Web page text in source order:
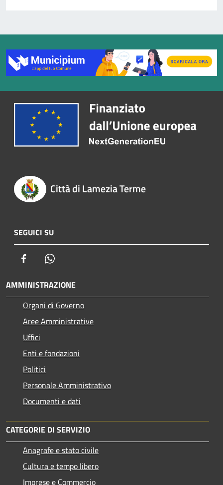
Città di Lamezia Terme
SEGUICI SU
Facebook
AMMINISTRAZIONE
Organi di Governo
Aree Amministrative
Uffici
Enti e fondazioni
Politici
Personale Amministrativo
Documenti e dati
CATEGORIE DI SERVIZIO
Anagrafe e stato civile
Cultura e tempo libero
Imprese e Commercio